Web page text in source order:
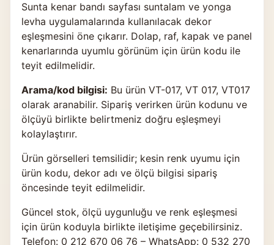
Sunta kenar bandı sayfası suntalam ve yonga
levha uygulamalarında kullanılacak dekor
eşleşmesini öne çıkarır. Dolap, raf, kapak ve panel
kenarlarında uyumlu görünüm için ürün kodu ile
teyit edilmelidir.
Arama/kod bilgisi: Bu ürün VT-017, VT 017, VT017
olarak aranabilir. Sipariş verirken ürün kodunu ve
ölçüyü birlikte belirtmeniz doğru eşleşmeyi
kolaylaştırır.
Ürün görselleri temsilidir; kesin renk uyumu için
ürün kodu, dekor adı ve ölçü bilgisi sipariş
öncesinde teyit edilmelidir.
Güncel stok, ölçü uygunluğu ve renk eşleşmesi
için ürün koduyla birlikte iletişime geçebilirsiniz.
Telefon: 0 212 670 06 76 – WhatsApp: 0 532 270